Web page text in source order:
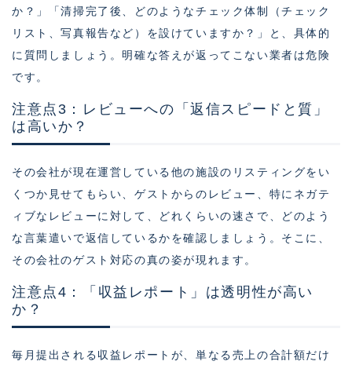
か？」「清掃完了後、どのようなチェック体制（チェック
リスト、写真報告など）を設けていますか？」と、具体的
に質問しましょう。明確な答えが返ってこない業者は危険
です。
注意点3：レビューへの「返信スピードと質」
は高いか？
その会社が現在運営している他の施設のリスティングをい
くつか見せてもらい、ゲストからのレビュー、特にネガテ
ィブなレビューに対して、どれくらいの速さで、どのよう
な言葉遣いで返信しているかを確認しましょう。そこに、
その会社のゲスト対応の真の姿が現れます。
注意点4：「収益レポート」は透明性が高い
か？
毎月提出される収益レポートが、単なる売上の合計額だけ